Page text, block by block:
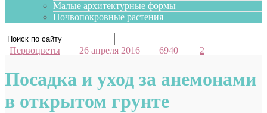
Малые архитектурные формы
Почвопокровные растения
Первоцветы 26 апреля 2016 6940 2
Посадка и уход за анемонами
в открытом грунте